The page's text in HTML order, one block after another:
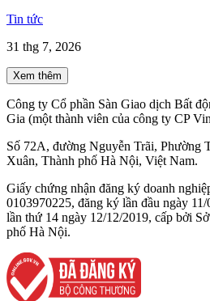
Tin tức
31 thg 7, 2026
Xem thêm
Công ty Cổ phần Sàn Giao dịch Bất
Gia (một thành viên của công ty CP
Số 72A, đường Nguyễn Trãi, Phường
Xuân, Thành phố Hà Nội, Việt Nam.
Giấy chứng nhận đăng ký doanh
0103970225, đăng ký lần đầu ngày
lần thứ 14 ngày 12/12/2019, cấp bởi
phố Hà Nội.